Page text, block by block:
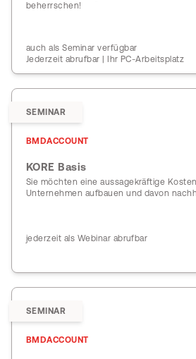
beherrschen!
auch als Seminar verfügbar
Jederzeit abrufbar | Ihr PC-Arbeitsplatz
SEMINAR
BMDACCOUNT
KORE Basis
Sie möchten eine aussagekräftige
Unternehmen aufbauen und davon
jederzeit als Webinar abrufbar
SEMINAR
BMDACCOUNT